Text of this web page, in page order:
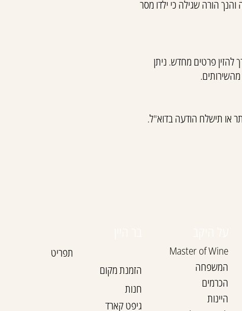
ביודעין. במידה והנך הורה שגילה כי ילדו מסר
להזין פרטים מחדש. ניתן
או תישלח הודעה בדוא"ל.
Master of Wine
המשפחה
הכרמים
היינות
תפריט
הזמנת מקום
חנות
גיפט קארד